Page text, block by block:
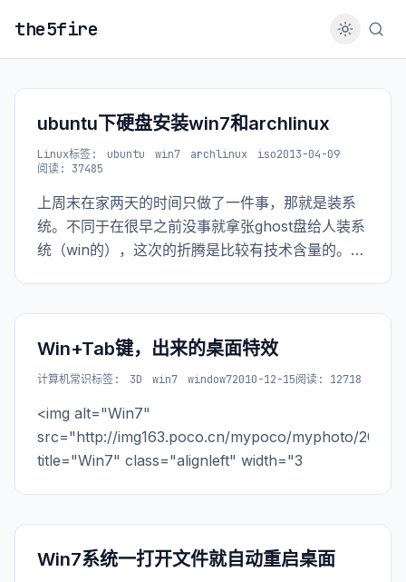
the5fire
ubuntu下硬盘安装win7和archlinux
Linux标签: ubuntu win7 archlinux iso2013-04-09
阅读: 37485
上周末在家两天的时间只做了一件事，那就是装系
统。不同于在很早之前没事就拿张ghost盘给人装系
统（win的），这次的折腾是比较有技术含量的。整
grub引导系统，通过硬盘安装系统，还有就是原来
Win+Tab键，出来的桌面特效
计算机常识标签: 3D win7 window72010-12-15阅读: 12718
<img alt="Win7"
src="http://img163.poco.cn/mypoco/myphoto/
title="Win7" class="alignleft" width="3
Win7系统一打开文件就自动重启桌面